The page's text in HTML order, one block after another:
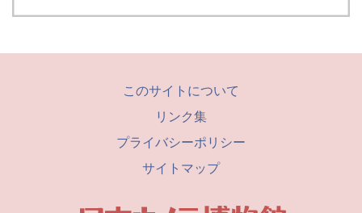
このサイトについて
リンク集
プライバシーポリシー
サイトマップ